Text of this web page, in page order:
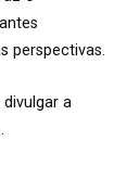
perspectivas.
a